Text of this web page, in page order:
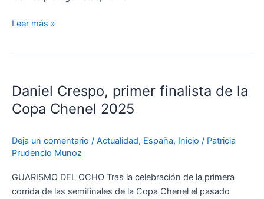
Valdetorres
de
Leer más »
Daniel Crespo, primer finalista de la
Copa Chenel 2025
Deja un comentario / Actualidad, España, Inicio / Patricia
Prudencio Munoz
GUARISMO DEL OCHO Tras la celebración de la primera
corrida de las semifinales de la Copa Chenel el pasado
primer
finalista
Copa
2025